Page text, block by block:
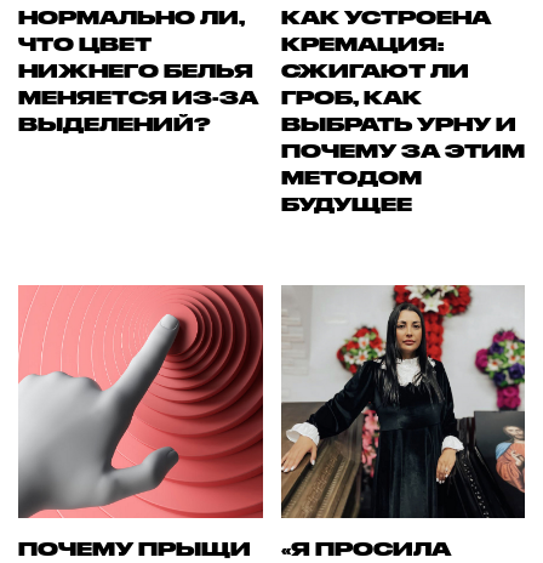
НОРМАЛЬНО ЛИ,
ЧТО ЦВЕТ
НИЖНЕГО БЕЛЬЯ
МЕНЯЕТСЯ ИЗ-ЗА
ВЫДЕЛЕНИЙ?
КАК УСТРОЕНА
КРЕМАЦИЯ:
СЖИГАЮТ ЛИ
ГРОБ, КАК
ВЫБРАТЬ УРНУ И
ПОЧЕМУ ЗА ЭТИМ
МЕТОДОМ
БУДУЩЕЕ
ПОЧЕМУ ПРЫЩИ
«Я ПРОСИЛА